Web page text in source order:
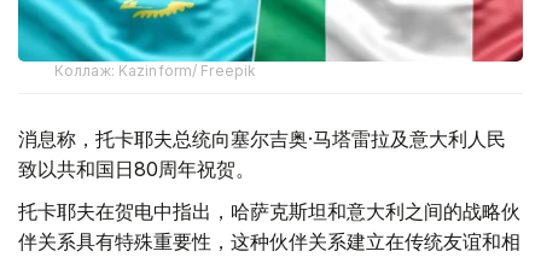
Коллаж: Kazinform/ Freepik
消息称，托卡耶夫总统向塞尔吉奥·马塔雷拉及意大利人民
致以共和国日80周年祝贺。
托卡耶夫在贺电中指出，哈萨克斯坦和意大利之间的战略伙
伴关系具有特殊重要性，这种伙伴关系建立在传统友谊和相